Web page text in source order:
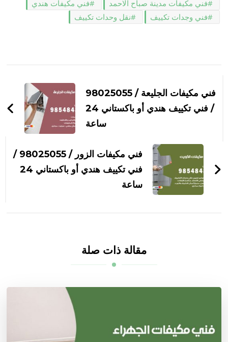
فني مكيفات مدينة صباح الاحمد
فني مكيفات هندي
فني وجدات تكييف
نقل وحدات تكييف
بين
التدوينات
فني مكيفات الجليعة / 98025055
/ فني تكييف هندي أو باكستاني 24
ساعة
فني مكيفات الزور / 98025055 /
فني تكييف هندي أو باكستاني 24
ساعة
مقالة ذات صلة